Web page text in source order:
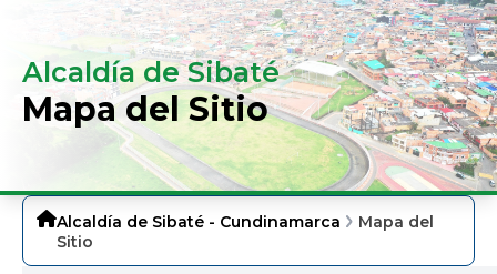
Alcaldía de Sibaté
Mapa del Sitio
Alcaldía de Sibaté - Cundinamarca
Mapa del
Sitio